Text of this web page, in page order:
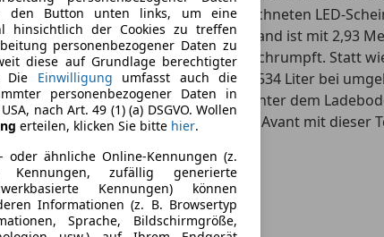
den Button unten links, um eine
hinsichtlich der Cookies zu treffen
personenbezogener Daten zu
diese auf Grundlage berechtigter
Die Einwilligung umfasst auch die
personenbezogener Daten in
nach Art. 49 (1) (a) DSGVO. Wollen
erteilen, klicken Sie bitte hier.
oder ähnliche Online-Kennungen (z.
Kennungen, zufällig generierte
Kennungen) können
Informationen (z. B. Browsertyp
Sprache, Bildschirmgröße,
und die schärfer gezeichneten LED-
direkter Vorgänger (C8), der Radstand ist mit 2,93
– ähnlich wie beim A5 Avant – geschrumpft. Statt
Liter beziehungsweise 1.497 bis 1.534 Liter bei
kW TFSI zusätzlichen Stauraum unter dem
mehr Platz bieten als ein Audi A6 Avant mit dieser